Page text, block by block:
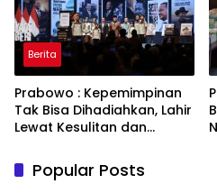
Berita
Prabowo : Kepemimpinan
Tak Bisa Dihadiahkan, Lahir
Lewat Kesulitan dan
Popular Posts